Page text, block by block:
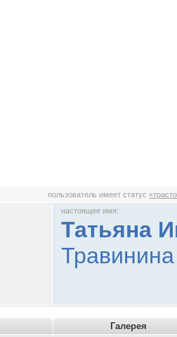
пользователь имеет статус
настоящее имя:
Татьяна
Галерея